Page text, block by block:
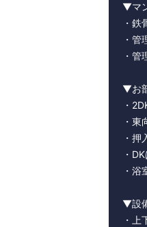
▼マ
・
・
・
▼お
・
・
・
・
・
▼設
・